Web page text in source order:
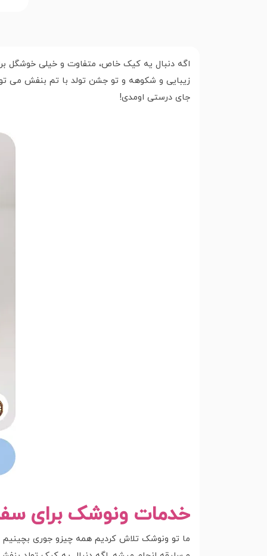
اگه دنبال یه کیک خاص، متفاوت و خیلی خوشگل
زیبایی و شکوهه و تو جشن تولد با تم بنفش می
جای درستی اومدی!
خدمات ونوشک برای
ما تو ونوشک تلاش کردیم همه چیزو جوری